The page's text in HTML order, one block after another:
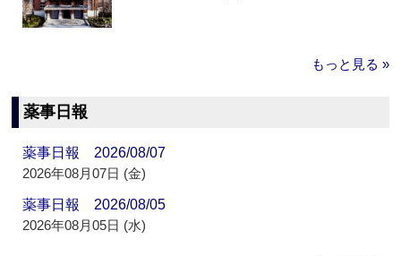
もっと見る »
薬事日報
薬事日報 2026/08/07
2026年08月07日 (金)
薬事日報 2026/08/05
2026年08月05日 (水)